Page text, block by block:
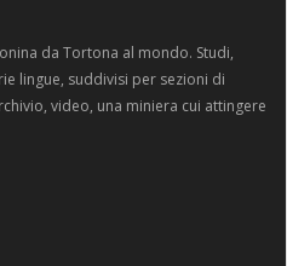
da Tortona al mondo. Studi,
lingue, suddivisi per sezioni di
video, una miniera cui attingere